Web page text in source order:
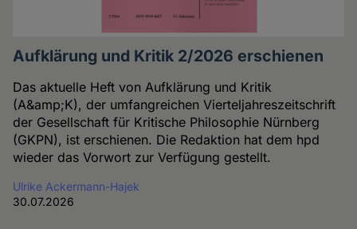
Aufklärung und Kritik 2/2026 erschienen
Das aktuelle Heft von Aufklärung und Kritik
(A&amp;K), der umfangreichen Vierteljahreszeitschrift
der Gesellschaft für Kritische Philosophie Nürnberg
(GKPN), ist erschienen. Die Redaktion hat dem hpd
wieder das Vorwort zur Verfügung gestellt.
Ulrike Ackermann-Hajek
30.07.2026